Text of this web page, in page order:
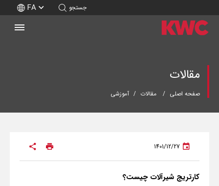
جستجو FA
مقالات
صفحه اصلی مقالات آموزشی
1401/12/27
کارتریج شیرآلات چیست؟